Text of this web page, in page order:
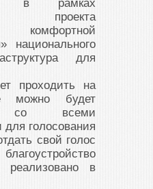
в рамках
проекта
комфортной
национального
для
проходить на
можно будет
со всеми
голосования
свой голос
в